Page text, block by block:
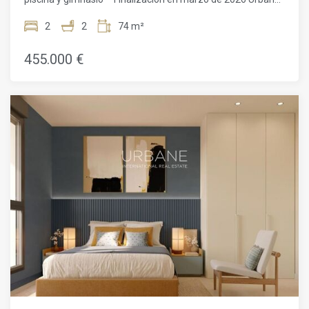
Mediterráneo.
elegante apartamento sobre plano en Montjuïc, uno de los
de Barcelona. Diseñada cuidadosamente para la vida
contemporánea, esta propiedad de 74 m² ofrece una
tranquilo y perfectamente conectado. La vivienda consta de
dos amplios dormitorios y dos baños modernos, lo que la
hace ideal para parejas, familias pequeñas o compradores
internacionales que buscan una base urbana de alta
calidad. El luminoso salón-comedor de concepto abierto se
abre a un balcón privado, creando una fluida conexión entre
interior y exterior, perfecta para relajarse después de un
largo día o disfrutar de momentos distendidos con
modernos y líneas arquitectónicas limpias, dando como
resultado una estética sofisticada y atemporal. Ubicada en
un complejo residencial de nueva construcción cuya
finalización está prevista para marzo de 2026, la propiedad
ofrece acceso a una cuidada piscina comunitaria ajardinada
y a un gimnasio totalmente equipado. Estas exclusivas
2 2 74 m²
455.000 €